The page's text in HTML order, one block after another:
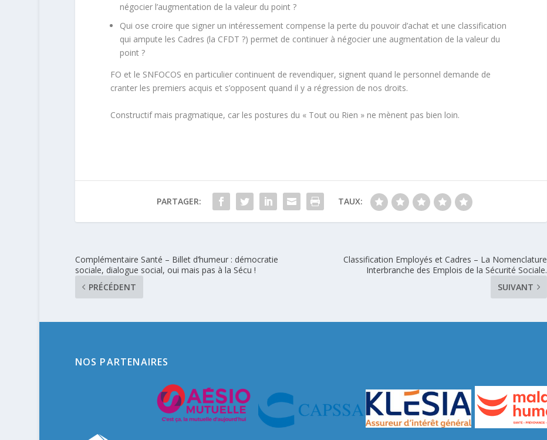
négocier l’augmentation de la valeur du point ?
Qui ose croire que signer un intéressement compense la perte du pouvoir d’achat et une classification
qui ampute les Cadres (la CFDT ?) permet de continuer à négocier une augmentation de la valeur du
point ?
FO et le SNFOCOS en particulier continuent de revendiquer, signent quand le personnel demande de
cranter les premiers acquis et s’opposent quand il y a régression de nos droits.
Constructif mais pragmatique, car les postures du « Tout ou Rien » ne mènentpas bien loin.
PARTAGER: TAUX:
Complémentaire Santé – Billet d’humeur : démocratie
sociale, dialogue social, oui mais pas à la Sécu !
PRÉCÉDENT
Classification Employés et Cadres – La Nomenclature
Interbranche des Emplois de la Sécurité Sociale.
SUIVANT
NOS PARTENAIRES